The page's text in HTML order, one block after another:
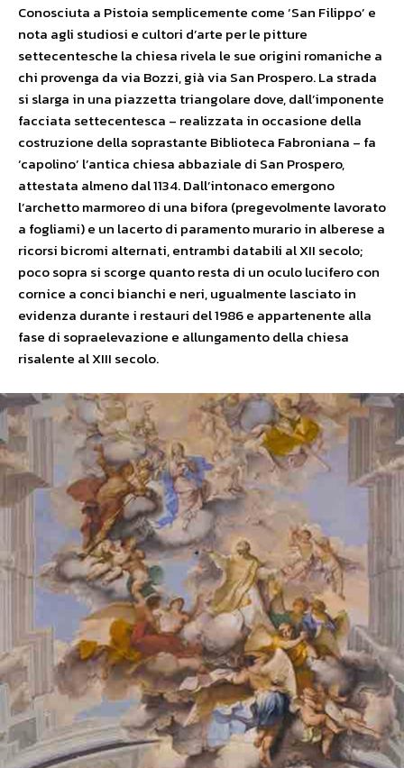
Conosciuta a Pistoia semplicemente come ‘San Filippo’ e
nota agli studiosi e cultori d’arte per le pitture
settecentesche la chiesa rivela le sue origini romaniche a
chi provenga da via Bozzi, già via San Prospero. La strada
si slarga in una piazzetta triangolare dove, dall’imponente
facciata settecentesca – realizzata in occasione della
costruzione della soprastante Biblioteca Fabroniana – fa
‘capolino’ l’antica chiesa abbaziale di San Prospero,
attestata almeno dal 1134. Dall’intonaco emergono
l’archetto marmoreo di una bifora (pregevolmente lavorato
a fogliami) e un lacerto di paramento murario in alberese a
ricorsi bicromi alternati, entrambi databili al XII secolo;
poco sopra si scorge quanto resta di un oculo lucifero con
cornice a conci bianchi e neri, ugualmente lasciato in
evidenza durante i restauri del 1986 e appartenente alla
fase di sopraelevazione e allungamento della chiesa
risalente al XIII secolo.